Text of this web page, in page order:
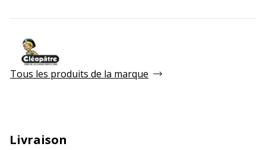
Tous les produits de la marque
Livraison